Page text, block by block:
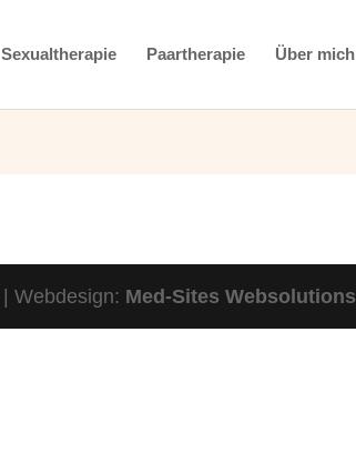
Sexualtherapie Paartherapie Über mich
| Webdesign: Med-Sites Websolutions